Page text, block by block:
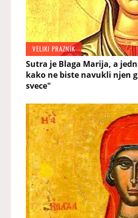
VELIKI PRAZNIK
Sutra je Blaga Marija, a
kako ne biste navukli njen
svece"